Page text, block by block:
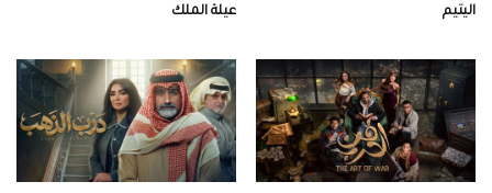
اليتيم عيلة الملك